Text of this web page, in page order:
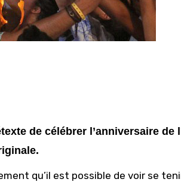
de célébrer l’anniversaire de
qu’il est possible de voir se